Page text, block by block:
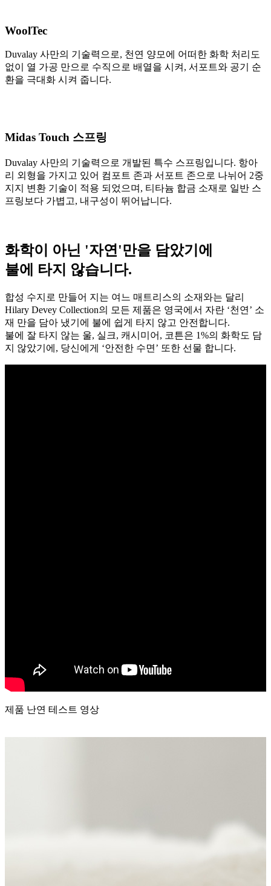
WoolTec
Duvalay 사만의 기술력으로, 천연 양모에 어떠한 화학 처리도
없이 열 가공 만으로 수직으로 배열을 시켜, 서포트와 공기 순
환을 극대화 시켜 줍니다.
Midas Touch 스프링
Duvalay 사만의 기술력으로 개발된 특수 스프링입니다. 항아
리 외형을 가지고 있어 컴포트 존과 서포트 존으로 나뉘어 2중
지지 변환 기술이 적용 되었으며, 티타늄 합금 소재로 일반 스
프링보다 가볍고, 내구성이 뛰어납니다.
화학이 아닌 '자연'만을 담았기에
불에 타지 않습니다.
합성 수지로 만들어 지는 여느 매트리스의 소재와는 달리
Hilary Devey Collection의 모든 제품은 영국에서 자란 ‘천연’ 소
재 만을 담아 냈기에 불에 쉽게 타지 않고 안전합니다.
불에 잘 타지 않는 울, 실크, 캐시미어, 코튼은 1%의 화학도 담
지 않았기에, 당신에게 ‘안전한 수면’ 또한 선물 합니다.
제품 난연 테스트 영상